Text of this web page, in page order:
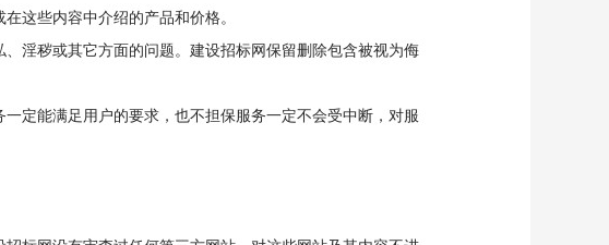
这些内容中介绍的产品和价格。
淫秽或其它方面的问题。建设招标网保留删除包含被视为侮
定能满足用户的要求，也不担保服务一定不会受中断，对服